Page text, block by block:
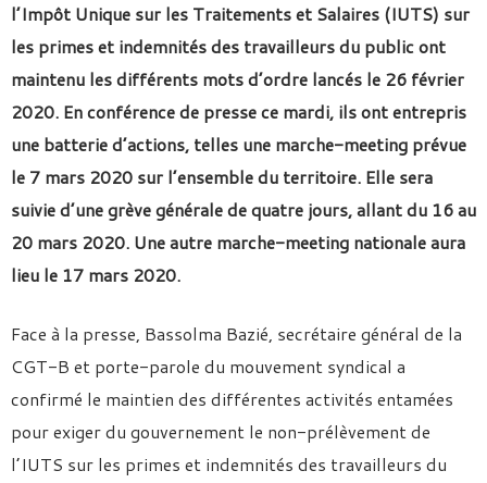
l’Impôt Unique sur les Traitements et Salaires (IUTS) sur
les primes et indemnités des travailleurs du public ont
maintenu les différents mots d’ordre lancés le 26 février
2020. En conférence de presse ce mardi, ilsont entrepris
une batterie d’actions, telles une marche-meeting prévue
le 7 mars 2020 sur l’ensemble du territoire. Elle sera
suivie d’une grève générale de quatre jours, allant du 16 au
20 mars 2020. Une autre marche-meeting nationale aura
lieu le 17 mars 2020.
Face à la presse, Bassolma Bazié, secrétaire général de la
CGT-B et porte-parole du mouvement syndical a
confirmé le maintien des différentes activités entamées
pour exiger du gouvernement le non-prélèvement de
l’IUTS sur les primes et indemnités des travailleurs du